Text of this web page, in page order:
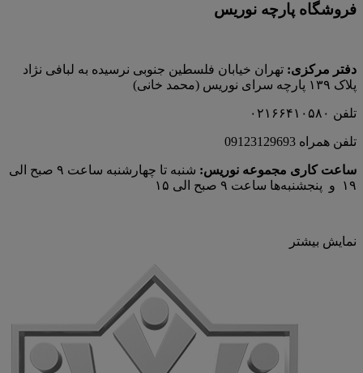
فروشگاه پارچه نوریس
دفتر مرکزی: تهران خیابان فلسطین جنوبی نرسیده به لبافی نژاد
پلاک ۱۳۹ پارچه‌ سرای نوريس (محمد خانی)
تلفن ۰۲۱۶۶۴۱۰۵۸۰
تلفن همراه 09123129693
ساعت کاری مجموعه نوریس:
شنبه تا چهارشنبه ساعت ۹ صبح الی
۱۹ و پنجشنبه‌ها ساعت ۹ صبح الی ۱۵
نمایش بیشتر